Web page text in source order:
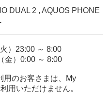
DUAL 2 , AQUOS PHONE
）23:00 ～ 8:00
0:00 ～ 8:00
用のお客さまは、My
用いただけません。